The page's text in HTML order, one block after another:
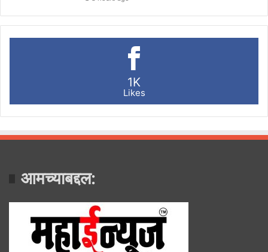
1K
Likes
आमच्याबद्दल: